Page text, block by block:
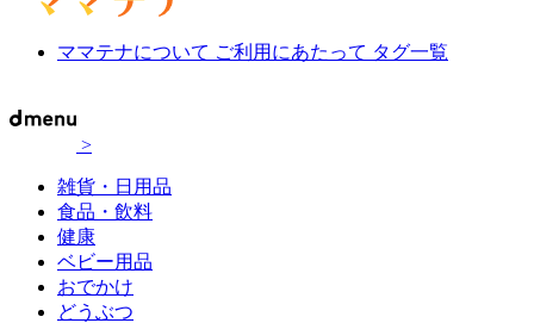
ママテナについて ご利用にあたって タグ一覧
>
雑貨・日用品
食品・飲料
健康
ベビー用品
おでかけ
どうぶつ